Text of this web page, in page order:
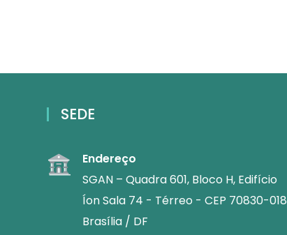
SEDE
Endereço
SGAN – Quadra 601, Bloco H, Edifício
Íon Sala 74 - Térreo - CEP 70830-018
Brasília / DF